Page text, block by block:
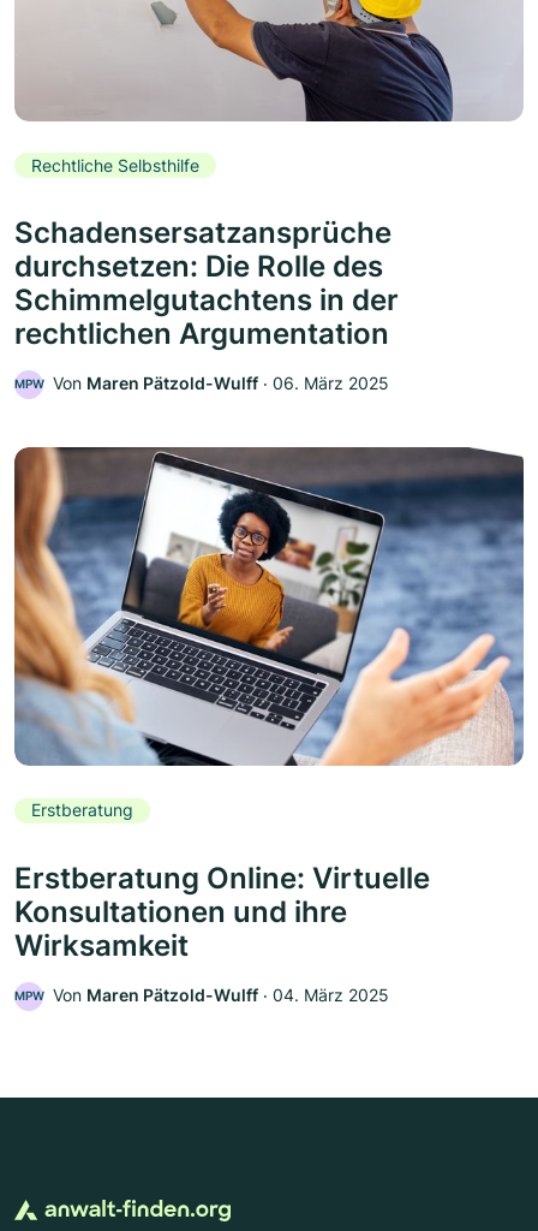
Rechtliche Selbsthilfe
Schadensersatzansprüche
durchsetzen: Die Rolle des
Schimmelgutachtens in der
rechtlichen Argumentation
MPW Von Maren Pätzold-Wulff ‧ 06. März 2025
Erstberatung
Erstberatung Online: Virtuelle
Konsultationen und ihre
Wirksamkeit
MPW Von Maren Pätzold-Wulff ‧ 04. März 2025